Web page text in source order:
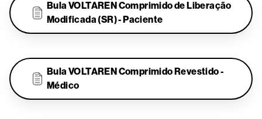
Bula VOLTAREN Comprimido de Liberação
Modificada (SR) - Paciente
Bula VOLTAREN Comprimido Revestido -
Médico